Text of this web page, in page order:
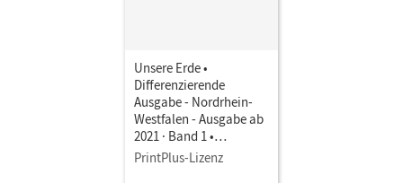
Unsere Erde •
Differenzierende
Ausgabe - Nordrhein-
Westfalen - Ausgabe ab
2021 · Band 1 •
Schulbuch als E-Book
PrintPlus-Lizenz